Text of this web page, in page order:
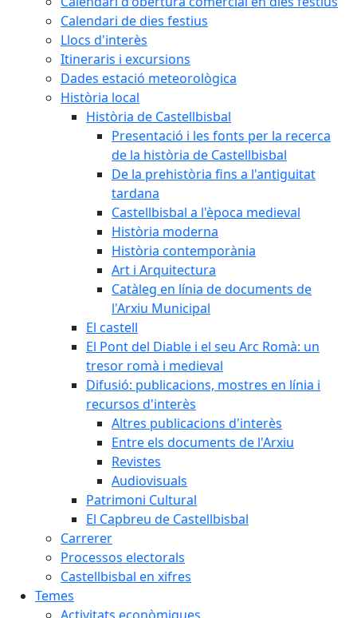
Calendari de dies festius
Llocs d'interès
Itineraris i excursions
Dades estació meteorològica
Història local
Història de Castellbisbal
Presentació i les fonts per la recerca
de la història de Castellbisbal
De la prehistòria fins a l'antiguitat
tardana
Castellbisbal a l'època medieval
Història moderna
Història contemporània
Art i Arquitectura
Catàleg en línia de documents de
l'Arxiu Municipal
El castell
El Pont del Diable i el seu Arc Romà: un
tresor romà i medieval
Difusió: publicacions, mostres en línia i
recursos d'interès
Altres publicacions d'interès
Entre els documents de l'Arxiu
Revistes
Audiovisuals
Patrimoni Cultural
El Capbreu de Castellbisbal
Carrerer
Processos electorals
Castellbisbal en xifres
Temes